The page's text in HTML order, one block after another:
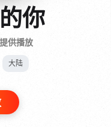
你
供播放
大陆